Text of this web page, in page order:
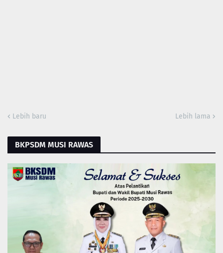
Lebih baru Lebih lama
BKPSDM MUSI RAWAS